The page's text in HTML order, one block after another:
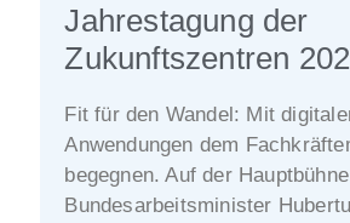
Jahrestagung der
Zukunftszentren
Fit für den Wandel: Mit
Anwendungen dem
begegnen. Auf der
Bundesarbeitsminister